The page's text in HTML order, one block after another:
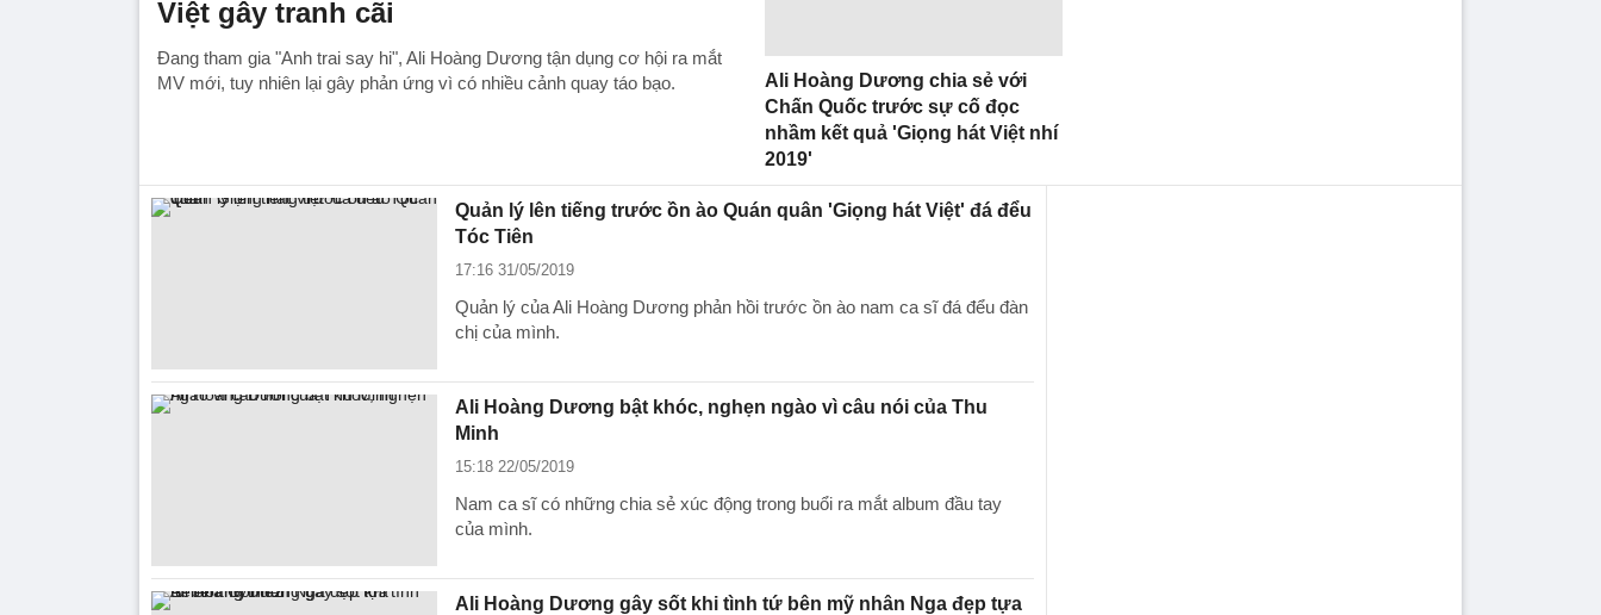
Việt gây tranh cãi
Đang tham gia "Anh trai say hi", Ali Hoàng Dương tận dụng cơ hội ra mắt
MV mới, tuy nhiên lại gây phản ứng vì có nhiều cảnh quay táo bạo.
Ali Hoàng Dương chia sẻ với
Chấn Quốc trước sự cố đọc
nhầm kết quả 'Giọng hát Việt nhí
2019'
Quản lý lên tiếng trước ồn ào Quán quân 'Giọng hát Việt' đá đểu
Tóc Tiên
17:16 31/05/2019
Quản lý của Ali Hoàng Dương phản hồi trước ồn ào nam ca sĩ đá đểu đàn
chị của mình.
Ali Hoàng Dương bật khóc, nghẹn ngào vì câu nói của Thu
Minh
15:18 22/05/2019
Nam ca sĩ có những chia sẻ xúc động trong buổi ra mắt album đầu tay
của mình.
Ali Hoàng Dương gây sốt khi tình tứ bên mỹ nhân Nga đẹp tựa